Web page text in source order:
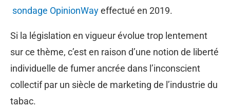
sondage OpinionWayeffectué en 2019.
Si la législation en vigueur évolue trop lentement
sur ce thème, c’est en raison d’une notion de liberté
individuelle de fumer ancrée dans l’inconscient
collectif par un siècle de marketing de l’industrie du
tabac.